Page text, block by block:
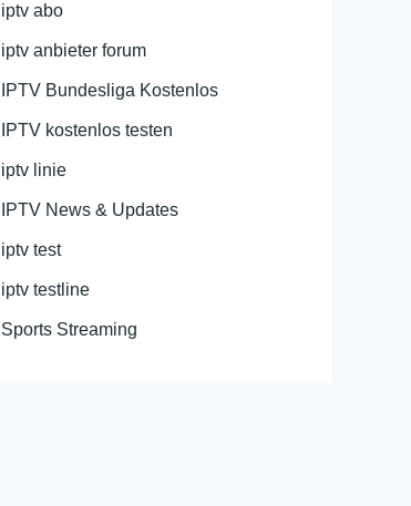
iptv abo
iptv anbieter forum
IPTV Bundesliga Kostenlos
IPTV kostenlos testen
iptv linie
IPTV News & Updates
iptv test
iptv testline
Sports Streaming